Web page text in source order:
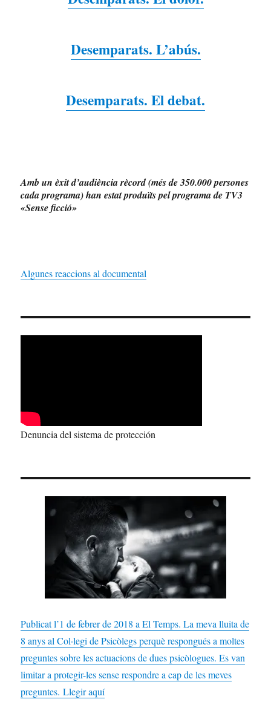
Desemparats. L’abús.
Desemparats. El debat.
Amb un èxit d’audiència rècord (més de 350.000 persones
cada programa) han estat produïts pel programa de TV3
«Sense ficció»
Algunes reaccions al documental
Denuncia del sistema de protección
Publicat l’1 de febrer de 2018 a El Temps. La meva lluita de
8 anys al Col·legi de Psicòlegs perquè respongués a moltes
preguntes sobre les actuacions de dues psicòlogues. Es van
limitar a protegir-les sense respondre a cap de les meves
preguntes. Llegir aquí